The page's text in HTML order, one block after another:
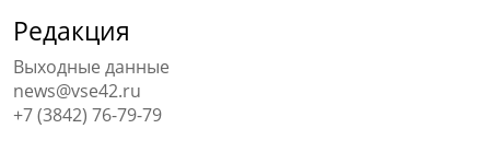
Редакция
Выходные данные
news@vse42.ru
+7 (3842) 76-79-79